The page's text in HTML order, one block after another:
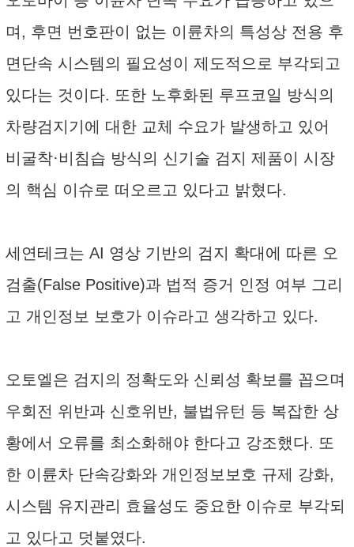
며, 후면 번호판이 없는 이륜차의 특성상 전용 후
면단속 시스템의 필요성이 제도적으로 부각되고
있다는 것이다. 또한 노후화된 루프코일 방식의
차량검지기에 대한 교체 수요가 발생하고 있어
비굴착·비침습 방식의 신기술 검지 제품이 시장
의 핵심 이슈로 떠오르고 있다고 밝혔다.
세연테크는 AI 영상 기반의 검지 확대에 따른 오
검출(False Positive)과 법적 증거 인정 여부 그리
고 개인정보 보호가 이슈라고 생각하고 있다.
오토엘은 검지의 정확도와 신뢰성 확보를 꼽으며
우회전 위반과 신호위반, 불법유턴 등 복잡한 상
황에서 오류를 최소화해야 한다고 강조했다. 또
한 이륜차 단속강화와 개인정보보호 규제 강화,
시스템 유지관리 효율성도 중요한 이슈로 부각되
고 있다고 덧붙였다.